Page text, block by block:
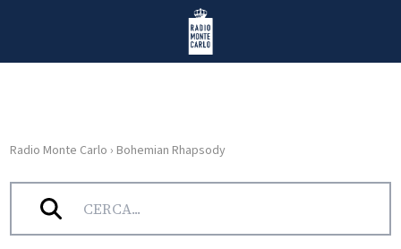
Radio Monte Carlo
HOME
RADIO
Radio Monte Carlo › Bohemian Rhapsody
Tag:Bohemian Rhapsody